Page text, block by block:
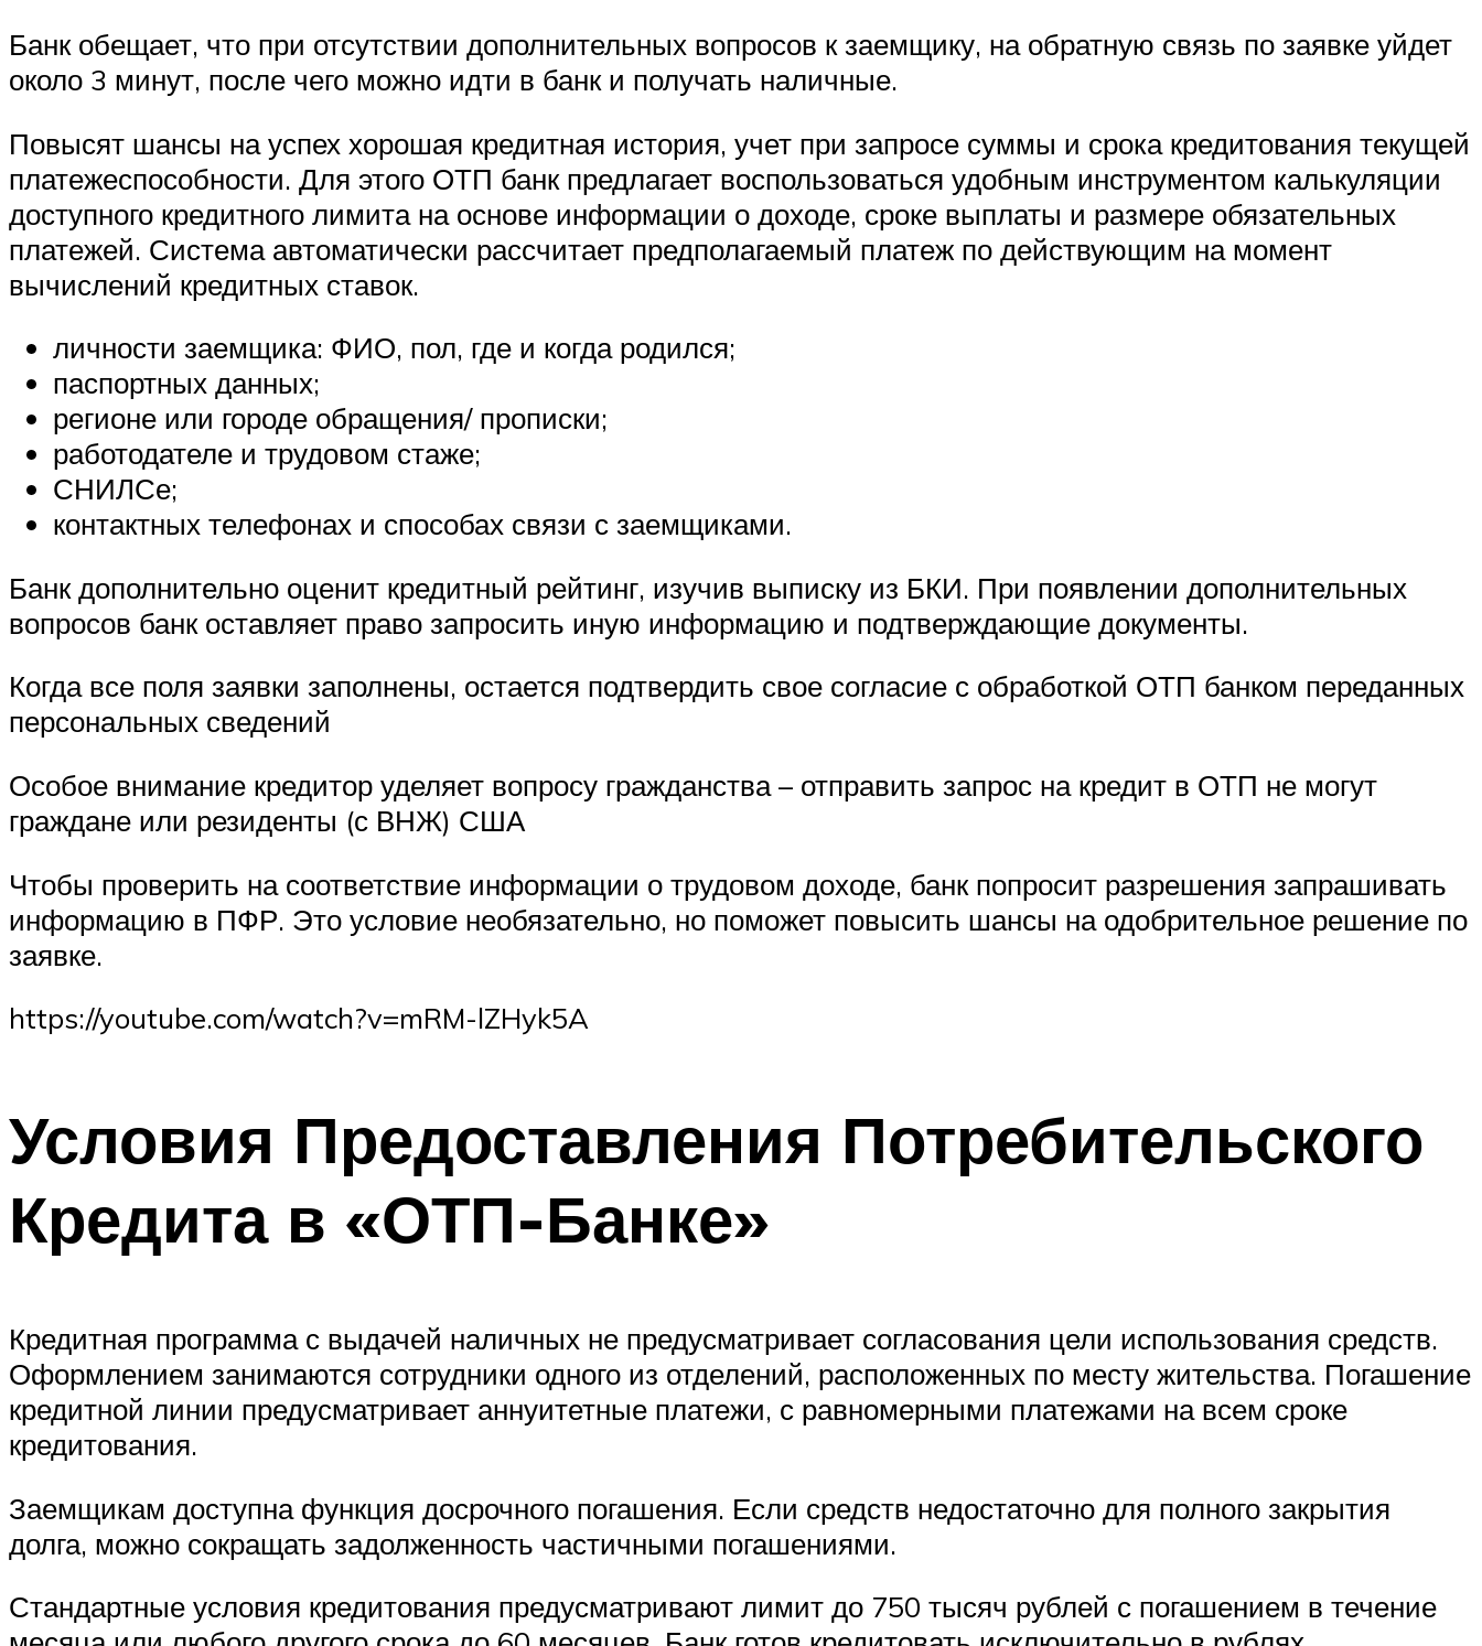
Банк обещает, что при отсутствии дополнительных вопросов к заемщику, на обратную связь по заявке уйдет
около 3 минут, после чего можно идти в банк и получать наличные.
Повысят шансы на успех хорошая кредитная история, учет при запросе суммы и срока кредитования текущей
платежеспособности. Для этого ОТП банк предлагает воспользоваться удобным инструментом калькуляции
доступного кредитного лимита на основе информации о доходе, сроке выплаты и размере обязательных
платежей. Система автоматически рассчитает предполагаемый платеж по действующим на момент
вычислений кредитных ставок.
личности заемщика: ФИО, пол, где и когда родился;
паспортных данных;
регионе или городе обращения/ прописки;
работодателе и трудовом стаже;
СНИЛСе;
контактных телефонах и способах связи с заемщиками.
Банк дополнительно оценит кредитный рейтинг, изучив выписку из БКИ. При появлении дополнительных
вопросов банк оставляет право запросить иную информацию и подтверждающие документы.
Когда все поля заявки заполнены, остается подтвердить свое согласие с обработкой ОТП банком переданных
персональных сведений
Особое внимание кредитор уделяет вопросу гражданства – отправить запрос на кредит в ОТП не могут
граждане или резиденты (с ВНЖ) США
Чтобы проверить на соответствие информации о трудовом доходе, банк попросит разрешения запрашивать
информацию в ПФР. Это условие необязательно, но поможет повысить шансы на одобрительное решение по
заявке.
https://youtube.com/watch?v=mRM-lZHyk5A
Условия Предоставления Потребительского
Кредита в «ОТП-Банке»
Кредитная программа с выдачей наличных не предусматривает согласования цели использования средств.
Оформлением занимаются сотрудники одного из отделений, расположенных по месту жительства. Погашение
кредитной линии предусматривает аннуитетные платежи, с равномерными платежами на всем сроке
кредитования.
Заемщикам доступна функция досрочного погашения. Если средств недостаточно для полного закрытия
долга, можно сокращать задолженность частичными погашениями.
Стандартные условия кредитования предусматривают лимит до 750 тысяч рублей с погашением в течение